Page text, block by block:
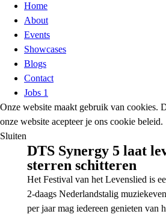
Home
About
Events
Showcases
Blogs
Contact
Jobs 1
Onze website maakt gebruik van cookies.
onze website acepteer je ons cookie beleid.
Sluiten
DTS Synergy 5 laat
sterren schitteren
Het Festival van het Levenslied is
2-daags Nederlandstalig
per jaar mag iedereen genieten van